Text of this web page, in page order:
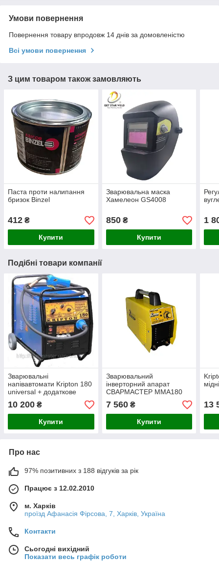
Умови повернення
Повернення товару впродовж 14 днів за домовленістю
Всі умови повернення
З цим товаром також замовляють
Паста проти налипання
бризок Binzel
412 ₴
Купити
Зварювальна маска
Хамелеон GS4008
850₴
Купити
1
Подібні товари компанії
Зварювальні
напівавтомати Kripton 180
universal + додаткове
10 200 ₴
Купити
Зварювальний
інверторний апарат
СВАРМАСТЕР MMA180
7 560₴
Купити
13
Про нас
97% позитивних з 188 відгуків за рік
Працює з 12.02.2010
м. Харків
проїзд Афанасія Фірсова, 7, Харків, Україна
Контакти
Сьогодні вихідний
Показати весь графік роботи